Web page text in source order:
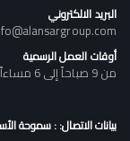
البريد الالكتروني
أوقات العمل الرسمية
من 9 صباحاً إلى 6 مساءاً / من السبت إلى الخميس
بيانات الاتصال: : سموحة